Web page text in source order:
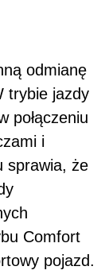
odmianę
trybie jazdy
połączeniu
i
sprawia, że
Comfort
pojazd.